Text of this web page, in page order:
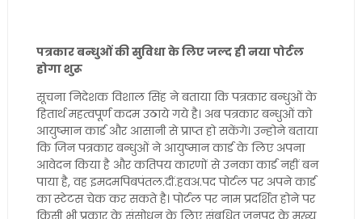
पत्रकार बन्धुओं की सुविधा के लिए जल्द ही नया पोर्टल
होगा शुरू
सूचना निदेशक विशाल सिंह ने बताया कि पत्रकार बन्धुओं के
हितार्थ महत्वपूर्ण कदम उठाये गये है। अब पत्रकार बन्धुओं को
आयुष्मान कार्ड और आसानी से प्राप्त हो सकेंगे। उन्होने बताया
कि जिन पत्रकार बन्धुओं ने आयुष्मान कार्ड के लिए अपना
आवेदन किया है और कतिपय कारणों से उनका कार्ड नहीं बन
पाया है, वह इमदमपिबपंतल.दीं.हवअ.पद पोर्टल पर अपने कार्ड
का स्टेटस चेक कर सकते है। पोर्टल पर नाम प्रदर्शित होने पर
किसी भी प्रकार के संसोधन के लिए संबधित जनपद के मुख्य